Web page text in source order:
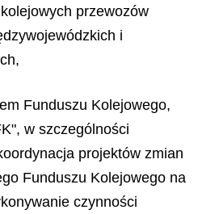
przewozów
i
Funduszu Kolejowego,
w szczególności
projektów zmian
Funduszu Kolejowego na
czynności